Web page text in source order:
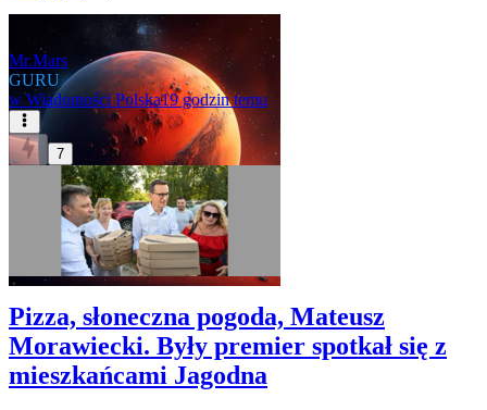
Mr.Mars
GURU
w Wiadomości Polska19 godzin temu
7
Pizza, słoneczna pogoda, Mateusz
Morawiecki. Były premier spotkał się z
mieszkańcami Jagodna